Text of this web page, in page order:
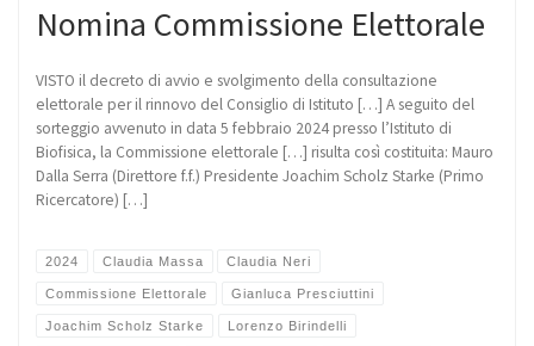
Nomina Commissione Elettorale
VISTO il decreto di avvio e svolgimento della consultazione
elettorale per il rinnovo del Consiglio di Istituto […] A seguito del
sorteggio avvenuto in data 5 febbraio 2024 presso l’Istituto di
Biofisica, la Commissione elettorale […] risulta così costituita: Mauro
Dalla Serra (Direttore f.f.) Presidente Joachim Scholz Starke (Primo
Ricercatore) […]
2024 Claudia Massa Claudia Neri
Commissione Elettorale Gianluca Presciuttini
Joachim Scholz Starke Lorenzo Birindelli